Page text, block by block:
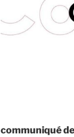
communiqué